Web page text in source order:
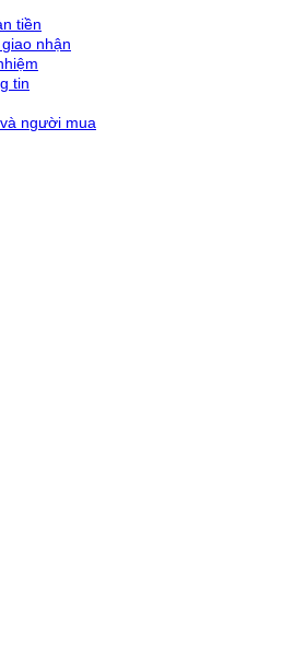
tiền
nhận
tin
người mua